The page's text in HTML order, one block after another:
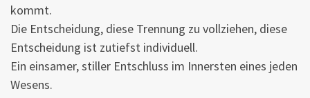
kommt.
Die Entscheidung, diese Trennung zu vollziehen, diese
Entscheidung ist zutiefst individuell.
Ein einsamer, stiller Entschluss im Innersten eines jeden
Wesens.